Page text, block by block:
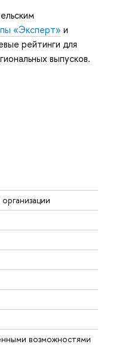
«Эксперт» и
рейтинги для
выпусков.
возможностями